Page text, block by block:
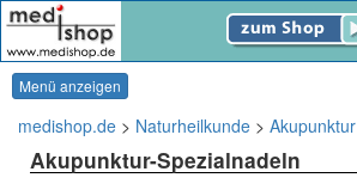
Menü anzeigen
medishop.de > Naturheilkunde > Akupunktur
Akupunktur-Spezialnadeln